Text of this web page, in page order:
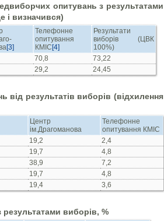
опитувань з результатами
і визначився)
[3]
Телефонне
опитування
КМІС [4]
Результати
виборів (ЦВК
100%)
70,8
73,22
29,2 24,45
результатів виборів (відхилення
Центр
ім.Драгоманова
Телефонне
опитування КМІС
19,2
2,4
19,7
4,8
38,9
7,2
19,7
4,8
19,4 3,6
результатами виборів, %